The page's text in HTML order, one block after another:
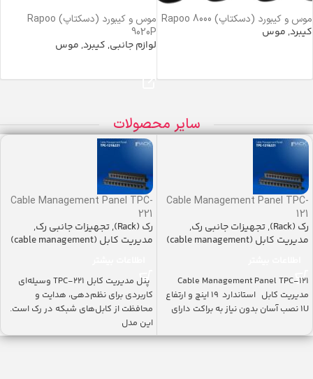
موس و کیبورد (دسکتاپ) Rapoo 8000
کیبرد,موس
موس و کیبورد (دسکتاپ) Rapoo
9020P
لوازم جانبی,کیبرد,موس
سایر محصولات
Cable Management Panel TPC-
121
رک (Rack) ,تجهیزات جانبی رک,
مدیریت کابل (cable management)
Cable Management Panel TPC-121
مدیریت کابل استاندارد ۱۹ اینچ و ارتفاع
1U نصب آسان بدون نیاز به براکت دارای
Cable Management Panel TPC-
221
رک (Rack) ,تجهیزات جانبی رک,
مدیریت کابل (cable management)
پنل مدیریت کابل TPC-221 وسیله‌ای
کاربردی برای نظم‌دهی، هدایت و
محافظت از کابل‌های شبکه در رک است.
این مدل